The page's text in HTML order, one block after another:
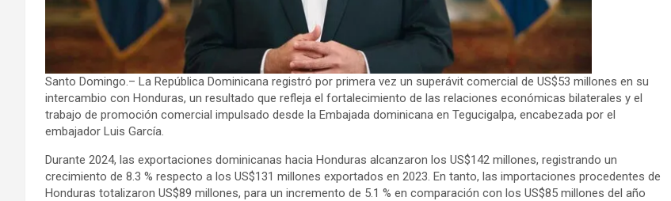
Santo Domingo.– La República Dominicana registró por primera vez un superávit comercial de US$53 millones en su
intercambio con Honduras, un resultado que refleja el fortalecimiento de las relaciones económicas bilaterales y el
trabajo de promoción comercial impulsado desde la Embajada dominicana en Tegucigalpa, encabezada por el
embajador Luis García.
Durante 2024, las exportaciones dominicanas hacia Honduras alcanzaron los US$142 millones, registrando un
crecimiento de 8.3 % respecto a los US$131 millones exportados en 2023. En tanto, las importaciones procedentes de
Honduras totalizaron US$89 millones, para un incremento de 5.1 % en comparación con los US$85 millones del año